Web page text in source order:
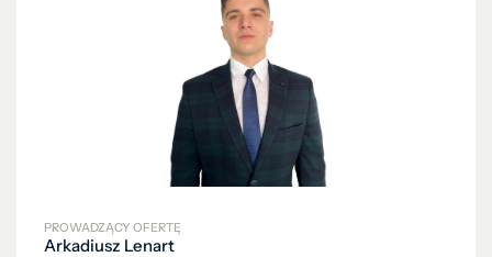
PROWADZĄCY OFERTĘ
Arkadiusz Lenart